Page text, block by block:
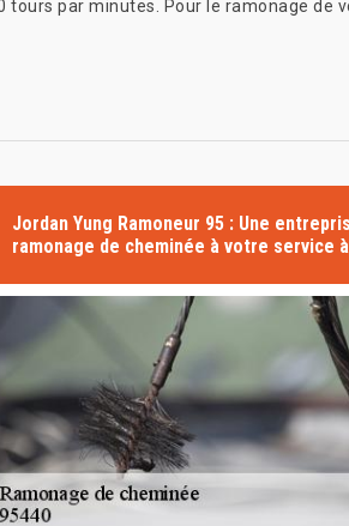
par minutes. Pour le ramonage de
Jordan Yung Ramoneur 95 : Une
ramonage de cheminée à votre service